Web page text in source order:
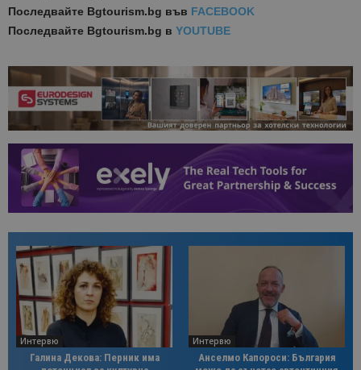
Последвайте Bgtourism.bg във FACEBOOK
Последвайте Bgtourism.bg в YOUTUBE
Интервю
Галина Декова: Перник има
Интервю
Анселмо Капороси: България